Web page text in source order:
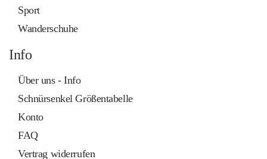
Sport
Wanderschuhe
Info
Über uns - Info
Schnürsenkel Größentabelle
Konto
FAQ
Vertrag widerrufen